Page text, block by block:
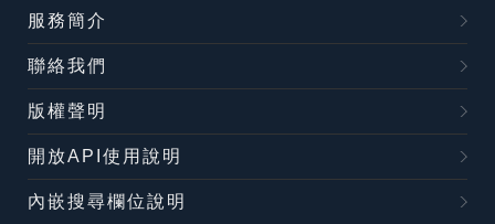
服務簡介
聯絡我們
版權聲明
開放API使用說明
內嵌搜尋欄位說明